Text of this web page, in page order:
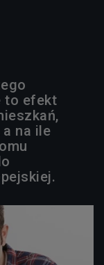
to efekt
na ile